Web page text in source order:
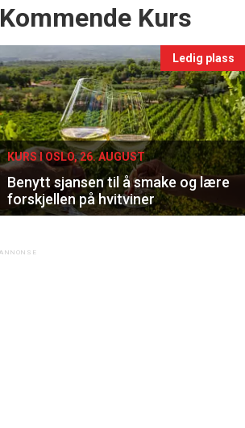
Events
Kommende Kurs
Ledig plass
KURS I OSLO, 26. AUGUST
Benytt sjansen til å smake og lære
forskjellen på hvitviner